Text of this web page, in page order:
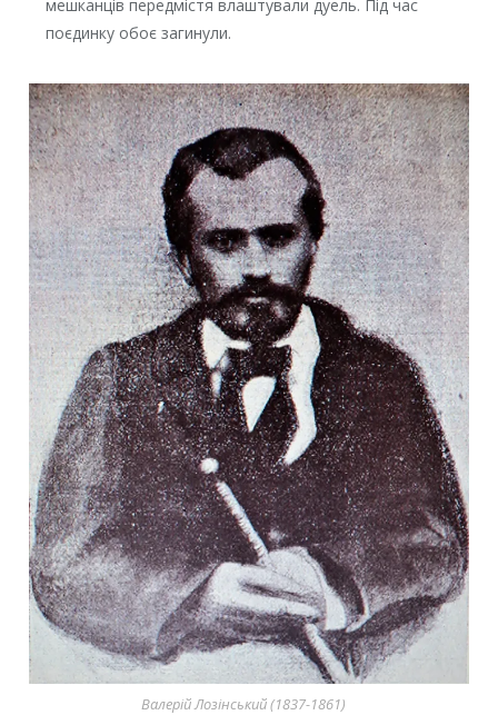
мешканців передмістя влаштували дуель. Під час
поєдинку обоє загинули.
Валерій Лозінський (1837-1861)